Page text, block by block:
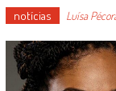
notícias Luísa